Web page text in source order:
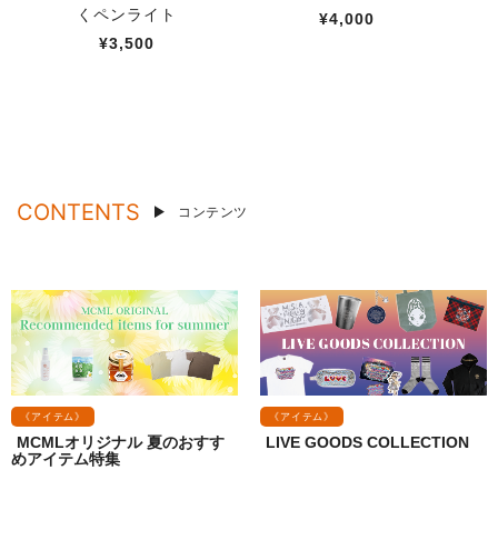
くペンライト
¥3,500
¥4,000
CONTENTS コンテンツ
《アイテム》
MCMLオリジナル 夏のおすす
めアイテム特集
《アイテム》
LIVE GOODS COLLECTION